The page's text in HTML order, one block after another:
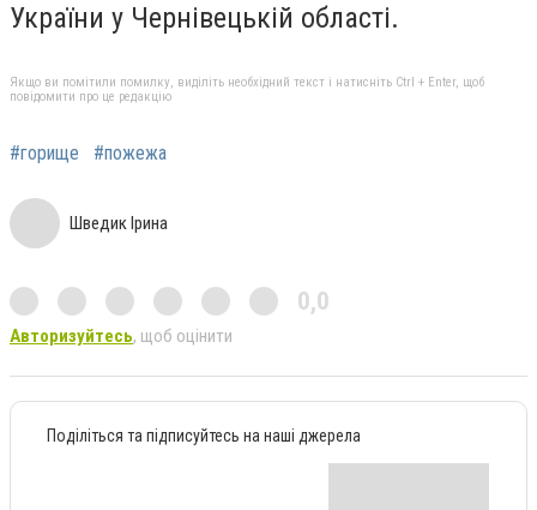
України у Чернівецькій області.
Якщо ви помітили помилку, виділіть необхідний текст і натисніть Ctrl + Enter, щоб
повідомити про це редакцію
#горище #пожежа
Шведик Ірина
0,0
Авторизуйтесь, щоб оцінити
Поділіться та підписуйтесь на наші джерела